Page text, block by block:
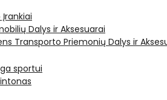
Dalys ir Aksesuarai
Transporto Priemonių Dalys ir
sportui